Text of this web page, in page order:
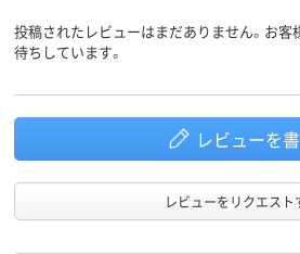
投稿されたレビューはまだありません。お
待ちしています。
レビューを
レビューをリクエスト